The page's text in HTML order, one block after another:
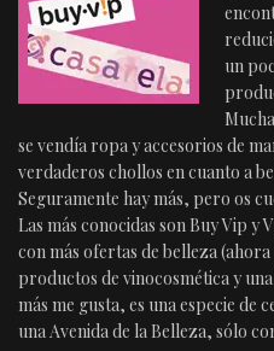
un
se vendía ropa y accesorios de
verdaderos chollos en cuanto a
Seguramente hay más, pero os
Las más conocidas son Buy Vip y
con más ofertas de belleza
productos de vinocosmética y
más me gusta, es una especie
una Avenida de la Belleza, sólo